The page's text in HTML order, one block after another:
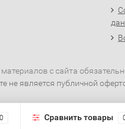
с сайта
не является публичной
0 Сравнить товары